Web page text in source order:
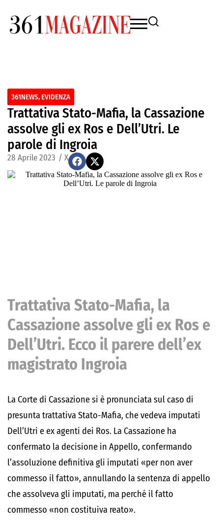
361NEWS, EVIDENZA
Trattativa Stato-Mafia, la Cassazione
assolve gli ex Ros e Dell’Utri. Le
parole di Ingroia
28 Aprile 2023 / X
Trattativa Stato-Mafia, la
Cassazione assolve gli ex Ros e
Dell’Utri. Ecco il parere dell’ex
magistrato Ingroia
La Corte di Cassazione si è pronunciata sul caso di
presunta trattativa Stato-Mafia, che vedeva imputati
Dell’Utri e ex agenti dei Ros. La Cassazione ha
confermato la decisione in Appello, confermando
l’assoluzione definitiva gli imputati «per non aver
commesso il fatto», annullando la sentenza di appello
che assolveva gli imputati, ma perché il fatto
commesso «non costituiva reato».